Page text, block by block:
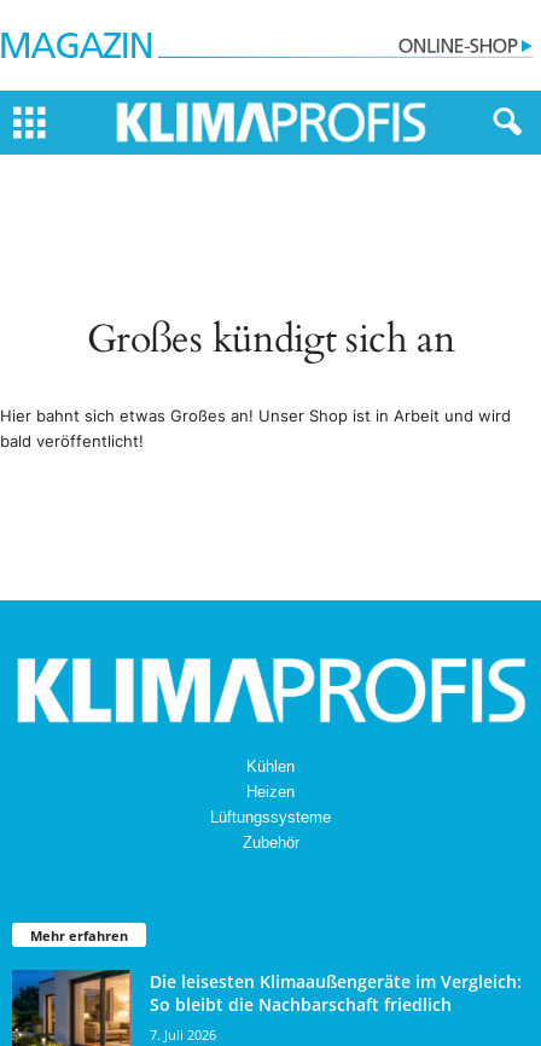
Großes kündigt sich an
Hier bahnt sich etwas Großes an! Unser Shop ist in Arbeit und wird
bald veröffentlicht!
Kühlen
Heizen
Lüftungssysteme
Zubehör
Mehr erfahren
Die leisesten Klimaaußengeräte im Vergleich:
So bleibt die Nachbarschaft friedlich
7. Juli 2026